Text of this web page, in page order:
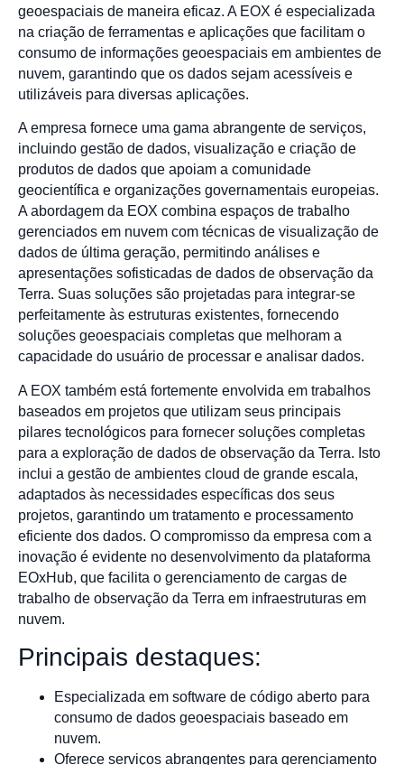
geoespaciais de maneira eficaz. A EOX é especializada
na criação de ferramentas e aplicações que facilitam o
consumo de informações geoespaciais em ambientes de
nuvem, garantindo que os dados sejam acessíveis e
utilizáveis para diversas aplicações.
A empresa fornece uma gama abrangente de serviços,
incluindo gestão de dados, visualização e criação de
produtos de dados que apoiam a comunidade
geocientífica e organizações governamentais europeias.
A abordagem da EOX combina espaços de trabalho
gerenciados em nuvem com técnicas de visualização de
dados de última geração, permitindo análises e
apresentações sofisticadas de dados de observação da
Terra. Suas soluções são projetadas para integrar-se
perfeitamente às estruturas existentes, fornecendo
soluções geoespaciais completas que melhoram a
capacidade do usuário de processar e analisar dados.
A EOX também está fortemente envolvida em trabalhos
baseados em projetos que utilizam seus principais
pilares tecnológicos para fornecer soluções completas
para a exploração de dados de observação da Terra. Isto
inclui a gestão de ambientes cloud de grande escala,
adaptados às necessidades específicas dos seus
projetos, garantindo um tratamento e processamento
eficiente dos dados. O compromisso da empresa com a
inovação é evidente no desenvolvimento da plataforma
EOxHub, que facilita o gerenciamento de cargas de
trabalho de observação da Terra em infraestruturas em
nuvem.
Principais destaques:
Especializada em software de código aberto para
consumo de dados geoespaciais baseado em
nuvem.
Oferece serviços abrangentes para gerenciamento